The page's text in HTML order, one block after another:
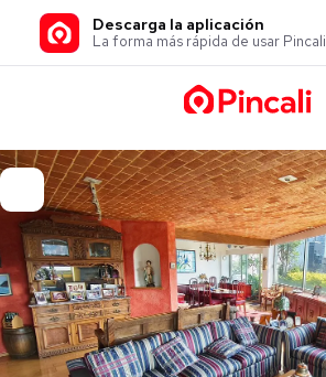
Descarga la aplicación
La forma más rápida de usar Pincali